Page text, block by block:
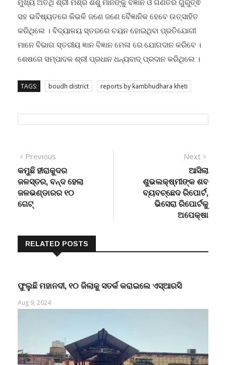
ସହ ଭବିଷ୍ୟତରେ କିଭଳି ଜଣେ ଜଣେ ବୈଜ୍ଞାନିକ ହେବେ ଉତ୍ସାହିତ
କରିଥିଲେ । ବିଦ୍ୟାଳୟ ସ୍ତରରେ ଚୟନ ହୋଇଥିବା ପ୍ରତିଯୋଗୀ
ମାନେ ବିଭାଗ ସ୍ତରୀୟ ଜ୍ଞାନ ବିଜ୍ଞାନ ମେଳା ରେ ଯୋଗଦାନ କରିବେ ।
ଶେଷରେ ସମ୍ପାଦକ ଶ୍ରୀ ପ୍ରଧାନ ଧନ୍ୟବାଦ୍ ପ୍ରଦାନ କରିଥିଲେ ।
navigation
କମୁଛି ହୀରାକୁଦର
ଜଳସ୍ତର, ବନ୍ଦ ହେଲା
ଜଳଭଣ୍ଡାରର ୧୦
ଗେଟ୍
ଆସିଲା
ଶୁଭଲକ୍ଷ୍ମୀଙ୍କ ଶବ
ବ୍ୟବଚ୍ଛେଦ ରିପୋର୍ଟ,
ଭିସେରା ରିପୋର୍ଟକୁ
ଅପେକ୍ଷା
Aug 9, 2024